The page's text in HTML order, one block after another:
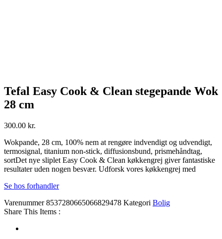
Tefal Easy Cook & Clean stegepande Wok
28 cm
300.00 kr.
Wokpande, 28 cm, 100% nem at rengøre indvendigt og udvendigt,
termosignal, titanium non-stick, diffusionsbund, prismehåndtag,
sortDet nye sliplet Easy Cook & Clean køkkengrej giver fantastiske
resultater uden nogen besvær. Udforsk vores køkkengrej med
Se hos forhandler
Varenummer8537280665066829478 Kategori Bolig
Share This Items :